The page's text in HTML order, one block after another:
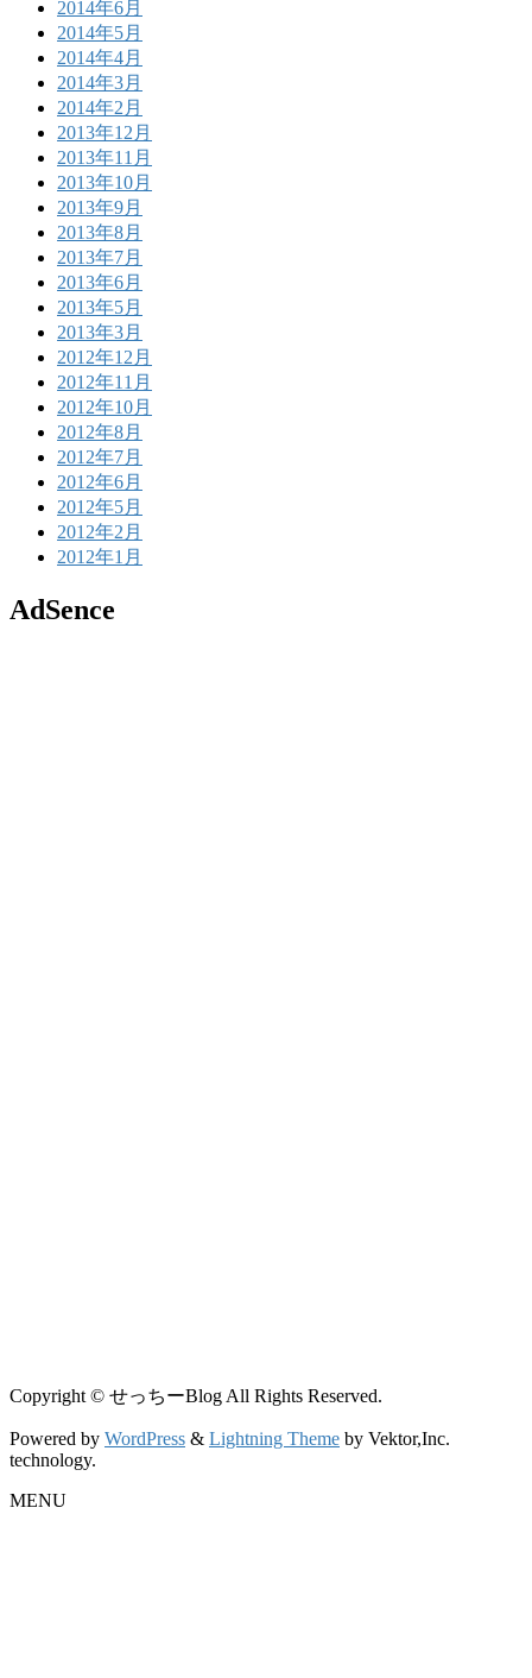
2014年6月
2014年5月
2014年4月
2014年3月
2014年2月
2013年12月
2013年11月
2013年10月
2013年9月
2013年8月
2013年7月
2013年6月
2013年5月
2013年3月
2012年12月
2012年11月
2012年10月
2012年8月
2012年7月
2012年6月
2012年5月
2012年2月
2012年1月
AdSence
Copyright © せっちーBlog All Rights Reserved.
Powered by WordPress & Lightning Theme by Vektor,Inc.
technology.
MENU